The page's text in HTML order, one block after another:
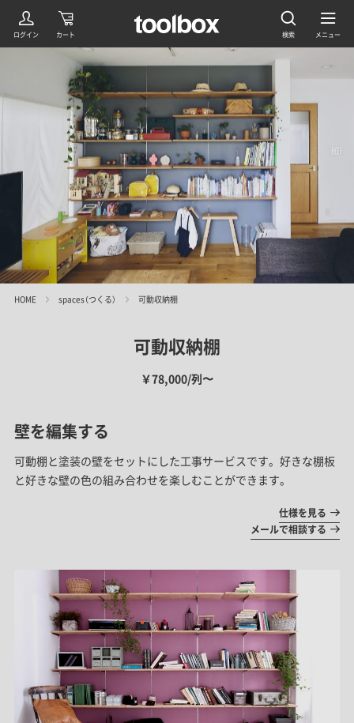
HOME spaces（つくる） 可動収納棚
可動収納棚
￥78,000/列〜
壁を編集する
可動棚と塗装の壁をセットにした工事サービスです。好きな棚板
と好きな壁の色の組み合わせを楽しむことができます。
仕様を見る
メールで相談する